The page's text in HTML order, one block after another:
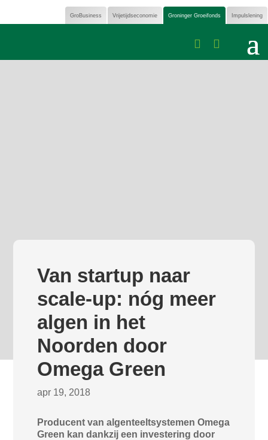
GroBusiness Vrijetijdseconomie Groninger Groeifonds Impulslening
 
Van startup naar
scale-up: nóg meer
algen in het
Noorden door
Omega Green
apr 19, 2018
Producent van algenteeltsystemen Omega
Green kan dankzij een investering door